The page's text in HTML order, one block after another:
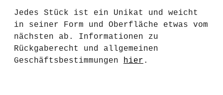
Jedes Stück ist ein Unikat und weicht
in seiner Form und Oberfläche etwas vom
nächsten ab. Informationen zu
Rückgaberecht und allgemeinen
Geschäftsbestimmungen hier .